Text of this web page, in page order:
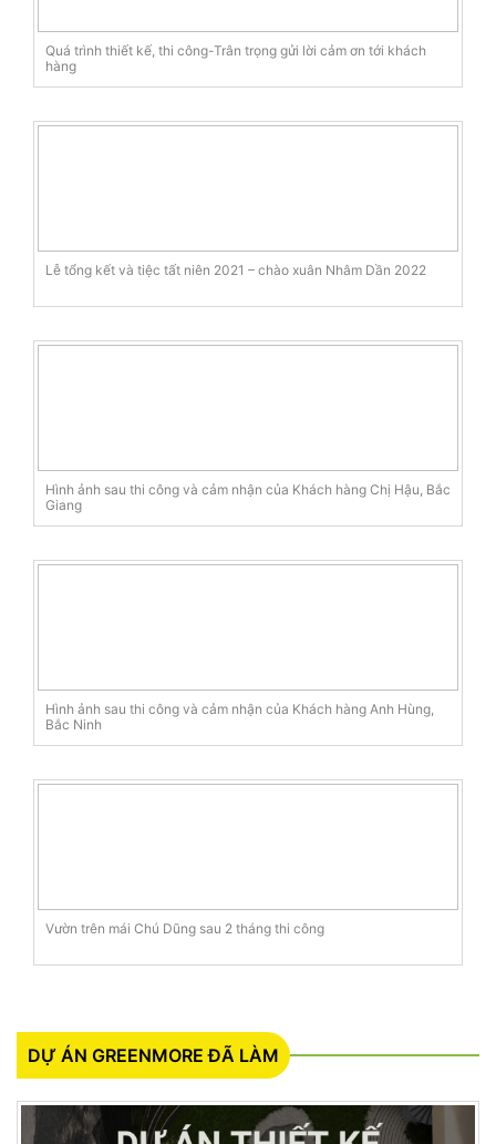
Quá trình thiết kế, thi công-Trân trọng gửi lời cảm ơn tới khách
hàng
Lễ tổng kết và tiệc tất niên 2021 – chào xuân Nhâm Dần 2022
Hình ảnh sau thi công và cảm nhận của Khách hàng Chị Hậu, Bắc
Giang
Hình ảnh sau thi công và cảm nhận của Khách hàng Anh Hùng,
Bắc Ninh
Vườn trên mái Chú Dũng sau 2 tháng thi công
DỰ ÁN GREENMORE ĐÃ LÀM